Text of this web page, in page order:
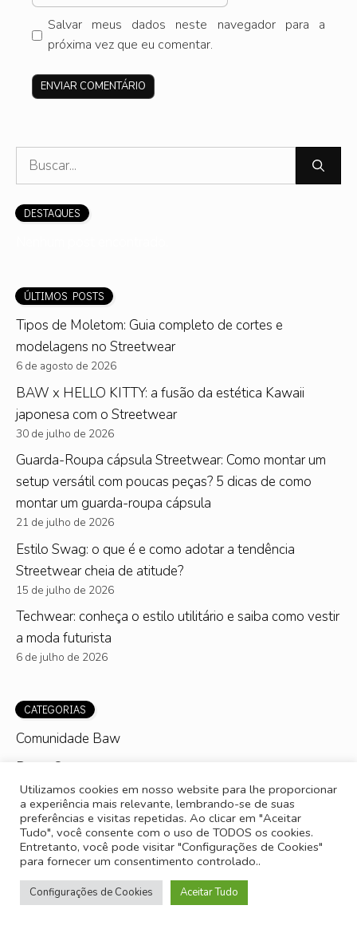
mail
Salvar meus dados neste navegador para a
próxima vez que eu comentar.
Site
Pesquisar
DESTAQUES
ÚLTIMOS POSTS
Tipos de Moletom: Guia completo de cortes e
modelagens no Streetwear
6 de agosto de 2026
BAW x HELLO KITTY: a fusão da estética Kawaii
japonesa com o Streetwear
30 de julho de 2026
Guarda-Roupa cápsula Streetwear: Como montar um
setup versátil com poucas peças? 5 dicas de como
montar um guarda-roupa cápsula
21 de julho de 2026
Estilo Swag: o que é e como adotar a tendência
Streetwear cheia de atitude?
15 de julho de 2026
Techwear: conheça o estilo utilitário e saiba como vestir
a moda futurista
6 de julho de 2026
CATEGORIAS
Comunidade Baw
Drops®
Estilo
Lifestyle
Moda Feminina
Moda Masculina
Utilizamos cookies em nosso website para lhe proporcionar
a experiência mais relevante, lembrando-se de suas
preferências e visitas repetidas. Ao clicar em "Aceitar
Tudo", você consente com o uso de TODOS os cookies.
Entretanto, você pode visitar "Configurações de Cookies"
para fornecer um consentimento controlado..
Configurações de Cookies Aceitar Tudo